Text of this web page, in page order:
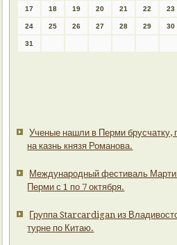
17 18 19 20 21 22 23
24 25 26 27 28 29 30
31
Ученые нашли в Перми брусчатку,
на казнь князя Романова.
Международный фестиваль
Перми с 1 по 7 октября.
Группа Starcardigan из
турне по Китаю.